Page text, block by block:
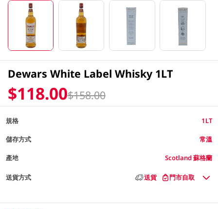
Dewars White Label Whisky 1LT
$118.00$158.00
規格 1LT
儲存方式 常溫
產地 Scotland 蘇格蘭
送貨方式 送貨 門市自取